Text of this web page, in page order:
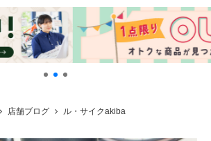
店舗ブログ ル・サイクakiba